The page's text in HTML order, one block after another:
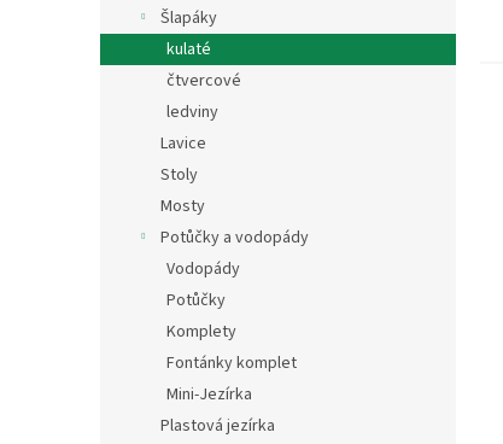
Šlapáky
kulaté
čtvercové
ledviny
Lavice
Stoly
Mosty
Potůčky a vodopády
Vodopády
Potůčky
Komplety
Fontánky komplet
Mini-Jezírka
Plastová jezírka